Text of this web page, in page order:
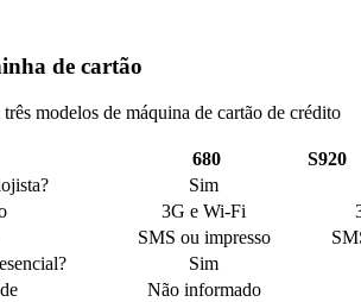
de cartão
modelos de máquina de cartão de crédito
680
S920
Sim
3G e Wi-Fi
SMS ou impresso
Sim
Não informado